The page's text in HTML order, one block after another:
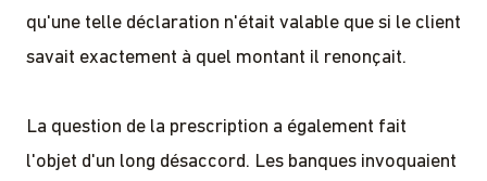
qu'une telle déclaration n'était valable que si le client
savait exactement à quel montant il renonçait.
La question de la prescription a également fait
l'objet d'un long désaccord. Les banques invoquaient